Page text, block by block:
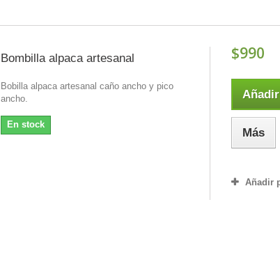
Bombilla alpaca artesanal
Bobilla alpaca artesanal caño ancho y pico
ancho.
En stock
$990
Más
Añadir